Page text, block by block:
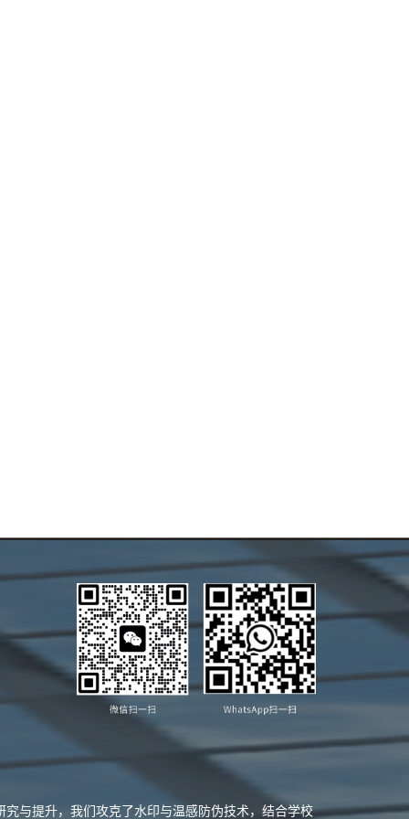
与提升，我们攻克了水印与温感防伪技术，结合学校